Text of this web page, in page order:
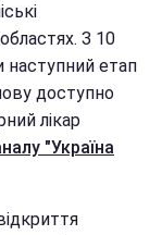
З 10
наступний етап
доступно
лікар
"Україна